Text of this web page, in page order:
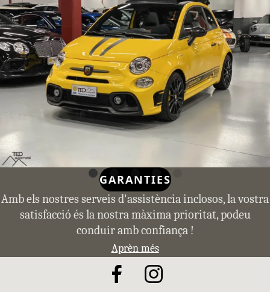
GARANTIES
Amb els nostres serveis d'assistència inclosos, la vostra
satisfacció és la nostra màxima prioritat, podeu
conduir amb confiança !
Aprèn més